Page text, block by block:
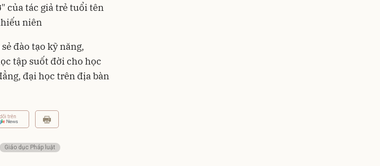
của tác giả trẻ tuổi tên
niên
đào tạo kỹ năng,
tập suốt đời cho học
đại học trên địa bàn
trên
Giáo dục Pháp luật